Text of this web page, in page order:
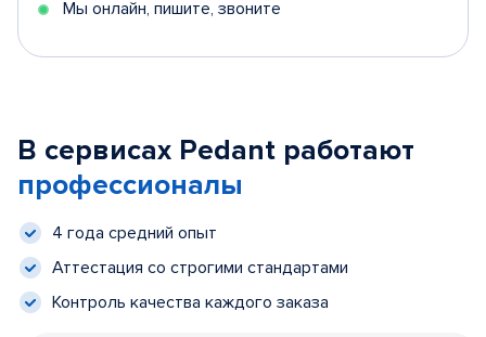
Мы онлайн, пишите, звоните
В сервисах Pedant работают
профессионалы
4 года средний опыт
Аттестация со строгими стандартами
Контроль качества каждого заказа